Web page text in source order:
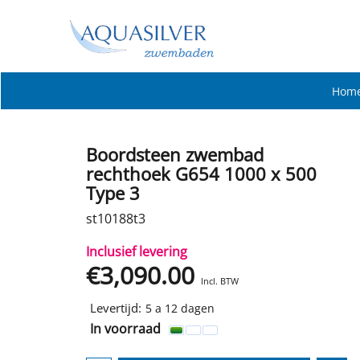
Boordsteen zwembad
rechthoek G654 1000 x 500
Type 3
st10188t3
Inclusief levering
€3,090.00 Incl. BTW
Levertijd: 5 a 12 dagen
In voorraad